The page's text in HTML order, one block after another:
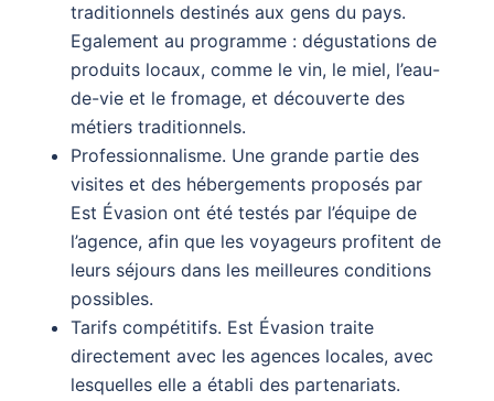
traditionnels destinés aux gens du pays.
Egalement au programme : dégustations de
produits locaux, comme le vin, le miel, l’eau-
de-vie et le fromage, et découverte des
métiers traditionnels.
Professionnalisme. Une grande partie des
visites et des hébergements proposés par
Est Évasion ont été testés par l’équipe de
l’agence, afin que les voyageurs profitent de
leurs séjours dans les meilleures conditions
possibles.
Tarifs compétitifs. Est Évasion traite
directement avec les agences locales, avec
lesquelles elle a établi des partenariats.